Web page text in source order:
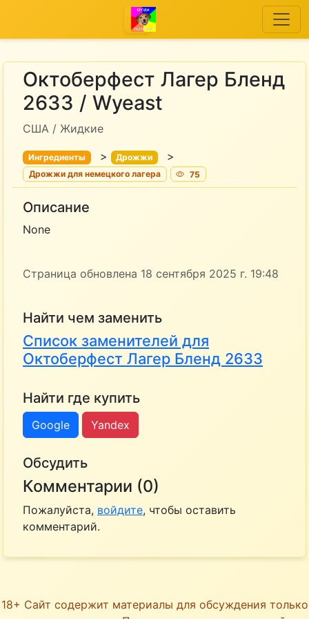
Октоберфест Лагер Бленд
2633 / Wyeast
США / Жидкие
Ингредиенты > Дрожжи >
Дрожжи для немецкого лагера 75
Описание
None
Страница обновлена 18 сентября 2025 г. 19:48
Найти чем заменить
Список заменителей для
Октоберфест Лагер Бленд 2633
Найти где купить
Google Yandex
Обсудить
Комментарии (0)
Пожалуйста, войдите, чтобы оставить
комментарий.
18+ Сайт содержит материалы для обсуждения только